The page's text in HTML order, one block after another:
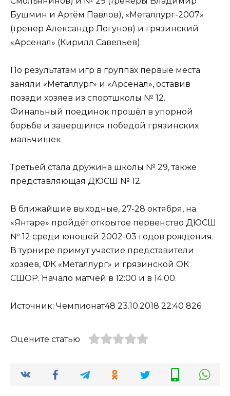
Бушмин и Артём Павлов), «Металлург-2007»
(тренер Александр Логунов) и грязинский
«Арсенал» (Кирилл Савельев).
По результатам игр в группах первые места
заняли «Металлург» и «Арсенал», оставив
позади хозяев из спортшколы № 12.
Финальный поединок прошёл в упорной
борьбе и завершился победой грязинских
мальчишек.
Третьей стала дружина школы № 29, также
представляющая ДЮСШ № 12.
В ближайшие выходные, 27-28 октября, на
«Янтаре» пройдёт открытое первенство ДЮСШ
№ 12 среди юношей 2002-03 годов рождения.
В турнире примут участие представители
хозяев, ФК «Металлург» и грязинской ОК
СШОР. Начало матчей в 12:00 и в 14:00.
Источник: Чемпионат48 23.10.2018 22:40 826
Оцените статью